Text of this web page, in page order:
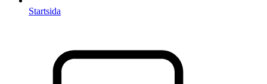
Startsida